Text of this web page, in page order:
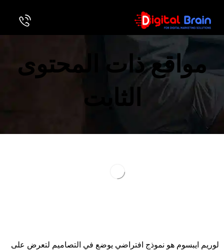
مواقع ذات المحتوى
لوريم ايبسوم هو نموذج افتراضي يوضع في التصاميم لتعرض على